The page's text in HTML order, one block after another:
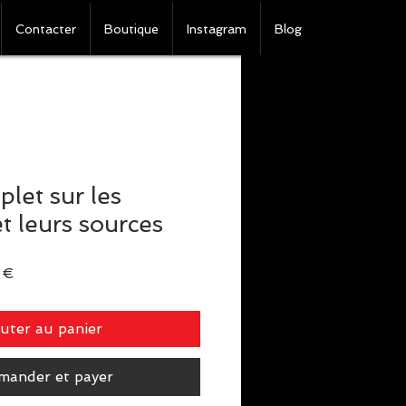
Contacter Boutique Instagram Blog
sur les
leurs sources
€
au panier
et payer